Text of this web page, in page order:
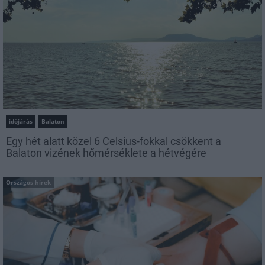
időjárás Balaton
Egy hét alatt közel 6 Celsius-fokkal csökkent a
Balaton vizének hőmérséklete a hétvégére
Országos hírek